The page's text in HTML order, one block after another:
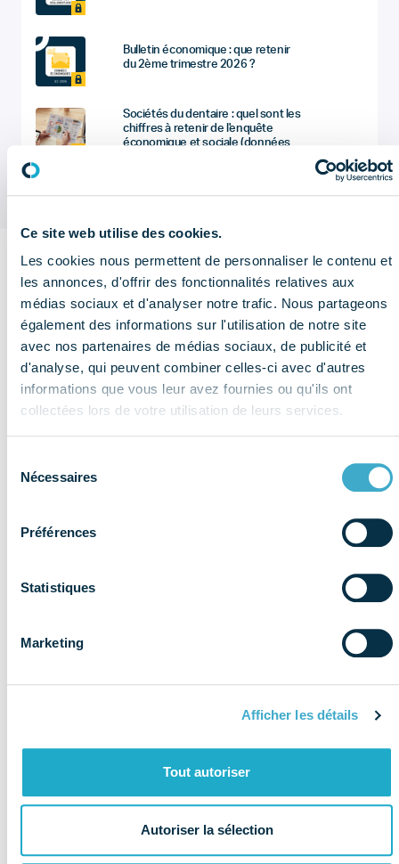
Ce site web utilise des cookies.
Les cookies nous permettent de personnaliser le contenu et
les annonces, d'offrir des fonctionnalités relatives aux
médias sociaux et d'analyser notre trafic. Nous partageons
également des informations sur l'utilisation de notre site
avec nos partenaires de médias sociaux, de publicité et
d'analyse, qui peuvent combiner celles-ci avec d'autres
informations que vous leur avez fournies ou qu'ils ont
collectées lors de votre utilisation de leurs services.
Nécessaires
Préférences
Statistiques
Marketing
Afficher les détails
Tout autoriser
Autoriser la sélection
Bulletin économique : que retenir
du 2ème trimestre 2026 ?
Sociétés du dentaire : quel sont les
chiffres à retenir de l'enquête
économique et sociale (données
Sur le
même
thème
Social
Voir plus de
publications
Il y a 2 jours
Newsletter réglementaire –